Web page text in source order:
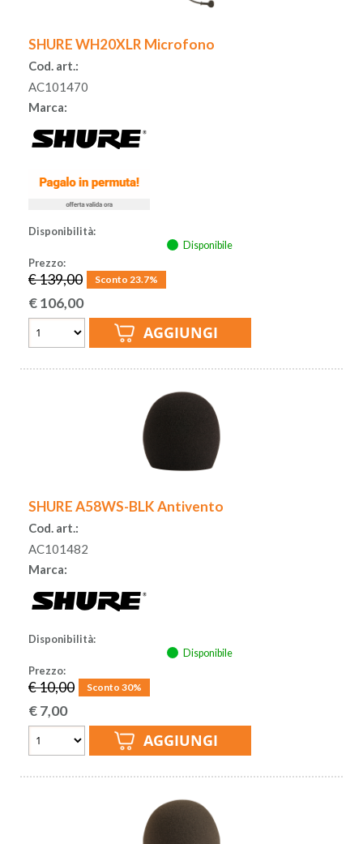
SHURE WH20XLR Microfono
Cod. art.:
AC101470
Marca:
Disponibilità:
Disponibile
Prezzo:
€ 139,00 Sconto 23.7%
€106,00
SHURE A58WS-BLK Antivento
Cod. art.:
AC101482
Marca:
Disponibilità:
Disponibile
Prezzo:
€ 10,00 Sconto 30%
€7,00